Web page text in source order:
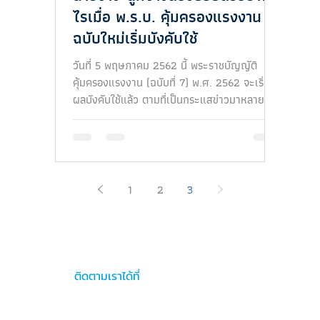
ไรเมื่อ พ.ร.บ. คุ้มครองแรงงาน
ฉบับใหม่เริ่มบังคับใช้
วันที่ 5 พฤษภาคม 2562 นี้ พระราชบัญญัติ
คุ้มครองแรงงาน (ฉบับที่ 7) พ.ศ. 2562 จะเริ่มมี
ผลบังคับใช้แล้ว ตามที่เป็นกระแสข่าวมาหลาย
เดือนก่อนหน...
1 2 3
ติดตามเราได้ที่